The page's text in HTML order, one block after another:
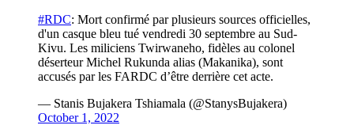
#RDC: Mort confirmé par plusieurs sources officielles,
d'un casque bleu tué vendredi 30 septembre au Sud-
Kivu. Les miliciens Twirwaneho, fidèles au colonel
déserteur Michel Rukunda alias (Makanika), sont
accusés par les FARDC d’être derrière cet acte.
— Stanis Bujakera Tshiamala (@StanysBujakera)
October 1, 2022